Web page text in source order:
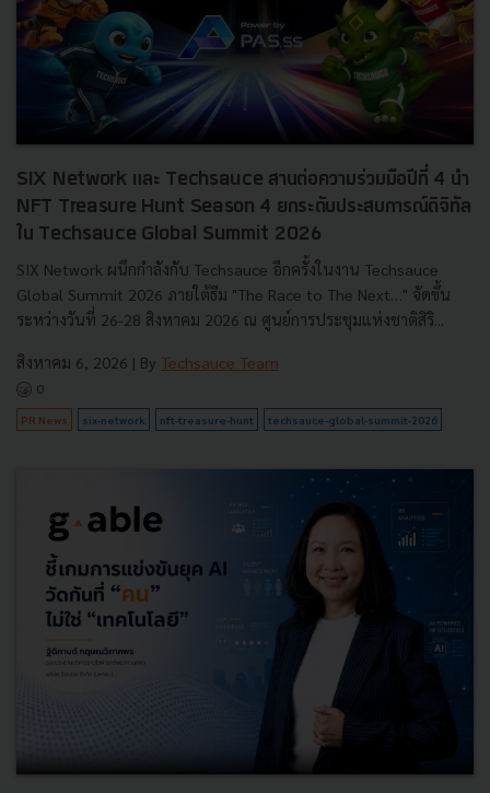
SIX Network และ Techsauce สานต่อความร่วมมือปีที่ 4 นำ
NFT Treasure Hunt Season 4 ยกระดับประสบการณ์ดิจิทัล
ใน Techsauce Global Summit 2026
SIX Network ผนึกกำลังกับ Techsauce อีกครั้งในงาน Techsauce
Global Summit 2026 ภายใต้ธีม "The Race to The Next…" จัดขึ้น
ระหว่างวันที่ 26-28 สิงหาคม 2026 ณ ศูนย์การประชุมแห่งชาติสิริ...
สิงหาคม 6, 2026 | By Techsauce Team
0
PR News six-network nft-treasure-hunt techsauce-global-summit-2026